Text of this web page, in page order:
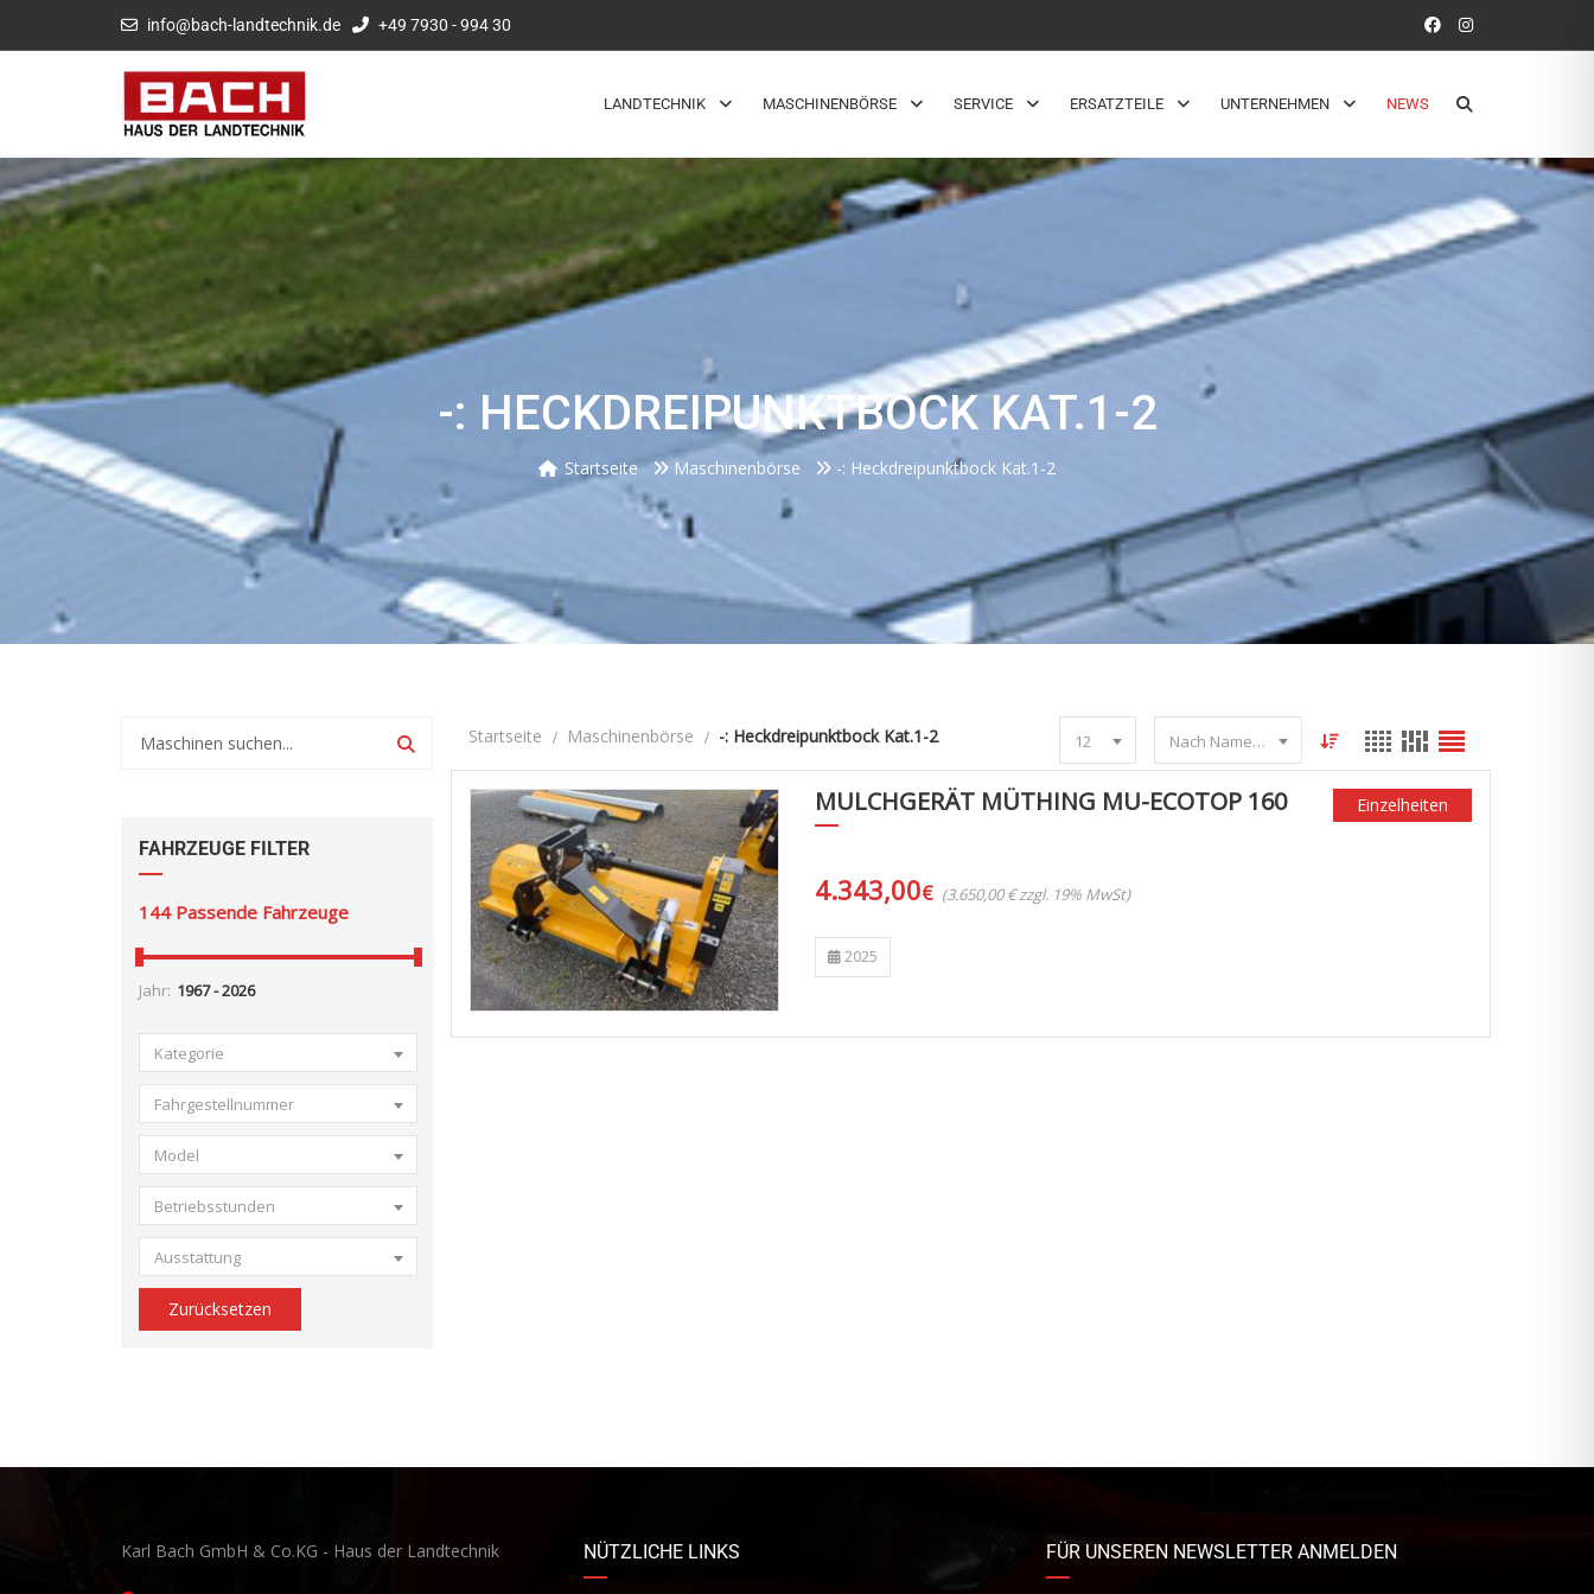
info@bach-landtechnik.de +49 7930 - 994 30
LANDTECHNIK MASCHINENBÖRSE SERVICE ERSATZTEILE UNTERNEHMEN NEWS
-: HECKDREIPUNKTBOCK KAT.1-2
Startseite Maschinenbörse -: Heckdreipunktbock Kat.1-2
FAHRZEUGE FILTER
144 Passende Fahrzeuge
Jahr:
Kategorie
Fahrgestellnummer
Model
Betriebsstunden
Ausstattung
Zurücksetzen
Startseite Maschinenbörse -: Heckdreipunktbock Kat.1-2 12 Nach Name sortieren
MULCHGERÄT MÜTHING MU-ECOTOP 160
4.343,00€ (3.650,00 € zzgl. 19% MwSt)
Einzelheiten
2025
Karl Bach GmbH & Co.KG - Haus der Landtechnik NÜTZLICHE LINKS FÜR UNSEREN NEWSLETTER ANMELDEN